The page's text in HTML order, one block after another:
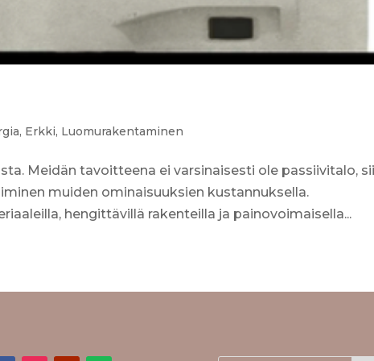
, Erkki, Luomurakentaminen
Meidän tavoitteena ei varsinaisesti ole passiivitalo,
muiden ominaisuuksien kustannuksella.
hengittävillä rakenteilla ja painovoimaisella...